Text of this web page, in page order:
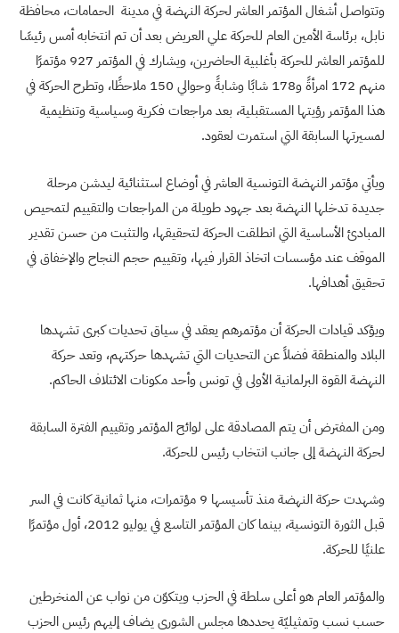
وتتواصل أشغال المؤتمر العاشر لحركة النهضة في مدينة الحمامات، محافظة
نابل، برئاسة الأمين العام للحركة علي العريض بعد أن تم انتخابه أمس رئيسًا
للمؤتمر العاشر للحركة بأغلبية الحاضرين، ويشارك في المؤتمر 927 مؤتمرًا
منهم 172 امرأةً و178 شابًا وشابةً وحوالي 150 ملاحظًا، وتطرح الحركة في
هذا المؤتمر رؤيتها المستقبلية، بعد مراجعات فكرية وسياسية وتنظيمية
لمسيرتها السابقة التي استمرت لعقود.
ويأتي مؤتمر النهضة التونسية العاشر في أوضاع استثنائية ليدشن مرحلة
جديدة تدخلها النهضة بعد جهود طويلة من المراجعات والتقييم لتمحيص
المبادئ الأساسية التي انطلقت الحركة لتحقيقها، والتثبت من حسن تقدير
الموقف عند مؤسسات اتخاذ القرار فيها، وتقييم حجم النجاح والإخفاق في
تحقيق أهدافها.
ويؤكد قيادات الحركة أن مؤتمرهم يعقد في سياق تحديات كبرى تشهدها
البلاد والمنطقة فضلاً عن التحديات التي تشهدها حركتهم، وتعد حركة
النهضة القوة البرلمانية الأولى في تونس وأحد مكونات الائتلاف الحاكم.
ومن المفترض أن يتم المصادقة على لوائح المؤتمر وتقييم الفترة السابقة
لحركة النهضة إلى جانب انتخاب رئيس للحركة.
وشهدت حركة النهضة منذ تأسيسها 9 مؤتمرات، منها ثمانية كانت في السر
قبل الثورة التونسية، بينما كان المؤتمر التاسع في يوليو 2012، أول مؤتمرًا
علنيًا للحركة.
والمؤتمر العام هو أعلى سلطة في الحزب ويتكوّن من نواب عن المنخرطين
حسب نسب وتمثيليّة يحددها مجلس الشورى يضاف إليهم رئيس الحزب